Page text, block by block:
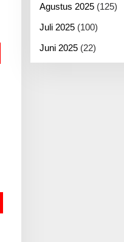
Agustus 2025(125)
Juli 2025(100)
Juni 2025(22)